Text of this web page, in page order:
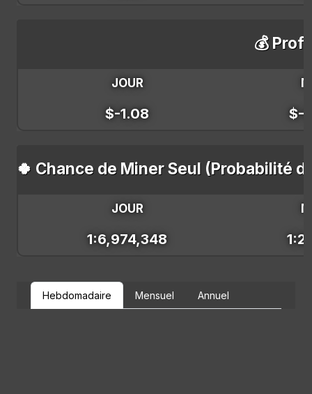
💰
JOUR
$-1.08 $-
🍀 Chance de Miner Seul (Probabilité
JOUR
1:6,974,348
Hebdomadaire Mensuel Annuel